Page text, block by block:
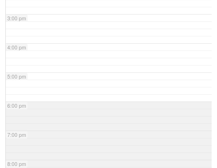
3:00 pm
4:00 pm
5:00 pm
6:00 pm
7:00 pm
8:00 pm